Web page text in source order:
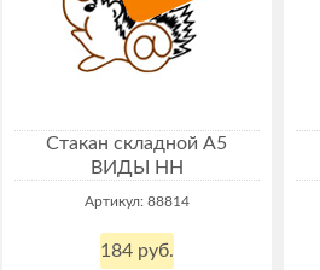
Стакан складной А5
ВИДЫ НН
Артикул: 88814
184 руб.